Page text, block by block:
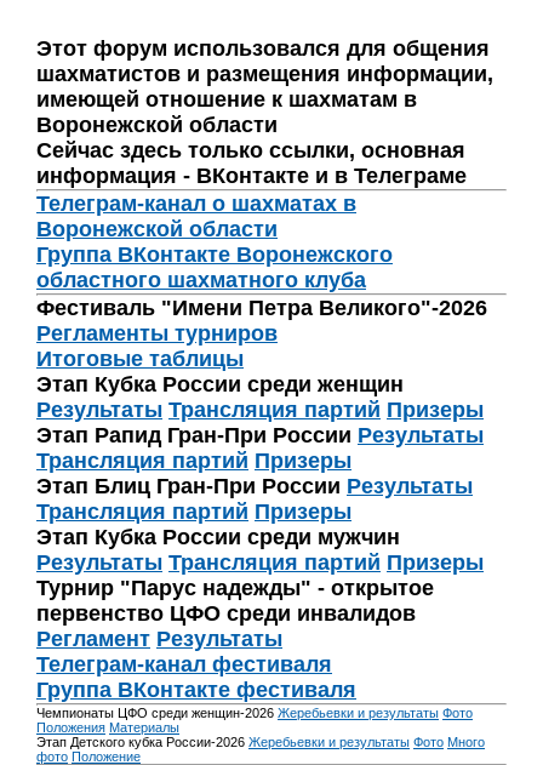
Этот форум использовался для общения
шахматистов и размещения информации,
имеющей отношение к шахматам в
Воронежской области
Сейчас здесь только ссылки, основная
информация - ВКонтакте и в Телеграме
Телеграм-канал о шахматах в
Воронежской области
Группа ВКонтакте Воронежского
областного шахматного клуба
Фестиваль "Имени Петра Великого"-2026
Регламенты турниров
Итоговые таблицы
Этап Кубка России среди женщин
Результаты Трансляция партий Призеры
Этап Рапид Гран-При России Результаты
Трансляция партий Призеры
Этап Блиц Гран-При России Результаты
Трансляция партий Призеры
Этап Кубка России среди мужчин
Результаты Трансляция партий Призеры
Турнир "Парус надежды" - открытое
первенство ЦФО среди инвалидов
Регламент Результаты
Телеграм-канал фестиваля
Группа ВКонтакте фестиваля
Чемпионаты ЦФО среди женщин-2026 Жеребьевки и результаты Фото
Положения Материалы
Этап Детского кубка России-2026 Жеребьевки и результаты Фото Много
фото Положение